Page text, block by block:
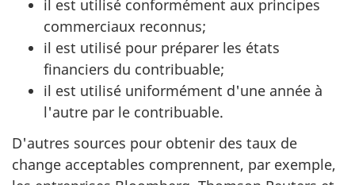
il est utilisé conformément aux principes
commerciaux reconnus;
il est utilisé pour préparer les états
financiers du contribuable;
il est utilisé uniformément d'une année à
l'autre par le contribuable.
D'autres sources pour obtenir des taux de
change acceptables comprennent, par exemple,